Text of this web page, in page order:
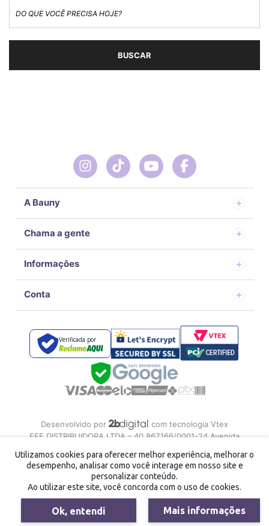
A Bauny
Chama a gente
Informações
Conta
Verificada por
FFE DISTRIBUIDORA LTDA - 40.867.166/0001-24 Avenida
das Cruzes/SP
Desenvolvido por com tecnologia Vtex
Utilizamos cookies para oferecer melhor experiência, melhorar o
desempenho, analisar como você interage em nosso site e
personalizar conteúdo.
Ao utilizar este site, você concorda com o uso de cookies.
Ok, entendi Mais informações